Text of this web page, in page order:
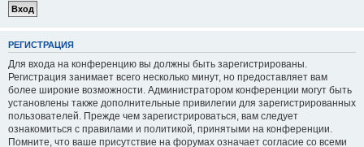
РЕГИСТРАЦИЯ
Для входа на конференцию вы должны быть зарегистрированы.
Регистрация занимает всего несколько минут, но предоставляет вам
более широкие возможности. Администратором конференции могут быть
установлены также дополнительные привилегии для зарегистрированных
пользователей. Прежде чем зарегистрироваться, вам следует
ознакомиться с правилами и политикой, принятыми на конференции.
Помните, что ваше присутствие на форумах означает согласие со всеми